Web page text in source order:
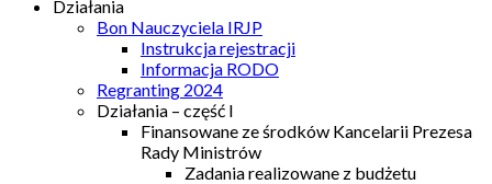
Działania
Bon Nauczyciela IRJP
Instrukcja rejestracji
Informacja RODO
Regranting 2024
Działania – część I
Finansowane ze środków Kancelarii Prezesa
Rady Ministrów
Zadania realizowane z budżetu